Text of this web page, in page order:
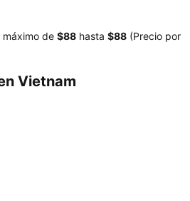
máximo de ‎$88 hasta ‎$88 (Precio por
Vietnam